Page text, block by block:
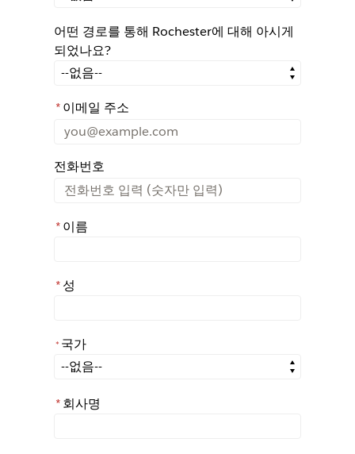
어떤 경로를 통해 Rochester에 대해 아시게
되었나요?
어떤 경로를 통해 Rochester에 대해 아시게 되었나요?
*이메일 주소
전화번호
*이름
*성
* 국가
국가
*회사명